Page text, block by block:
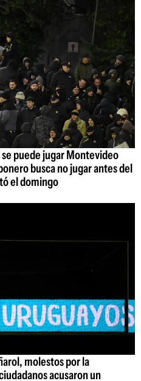
se puede jugar Montevideo
busca no jugar antes del
el domingo
molestos por la
acusaron un